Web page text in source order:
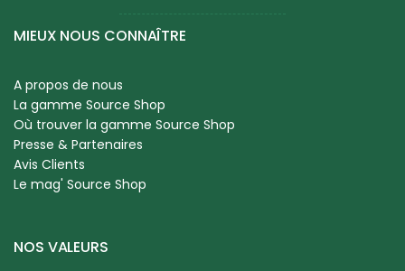
MIEUX NOUS CONNAÎTRE
A propos de nous
La gamme Source Shop
Où trouver la gamme Source Shop
Presse & Partenaires
Avis Clients
Le mag' Source Shop
NOS VALEURS